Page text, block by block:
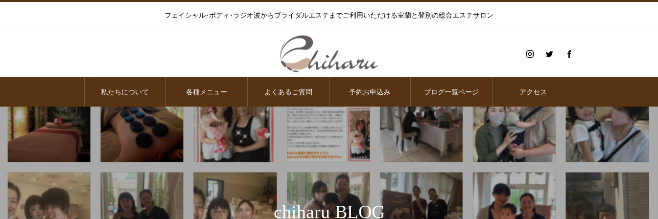
フェイシャル･ボディ･ラジオ波からブライダルエステまでご利用いただける室蘭と登別の総合エステサロン
私たちについて 各種メニュー よくあるご質問 予約お申込み ブログ一覧ページ アクセス
chiharu BLOG